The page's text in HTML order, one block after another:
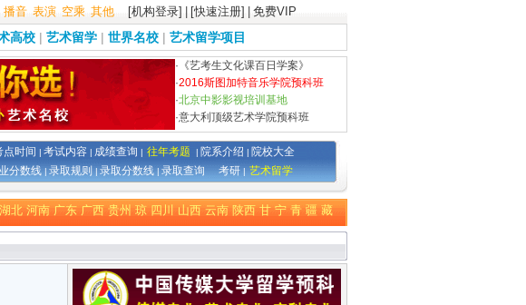
播音 表演 空乘 其他 [机构登录] [快速注册] 免费VIP
高校 | 艺术留学 | 世界名校 | 艺术留学项目
· 《艺考生文化课百日学案》
·2016斯图加特音乐学院预科班
·北京中影影视培训基地
·意大利顶级艺术学院预科班
点时间 | 考试内容 | 成绩查询 | 往年考题 | 院系介绍 | 院校大全
分数线 | 录取规则 | 录取分数线 | 录取查询 考研 | 艺术留学
湖北 河南 广东 广西 贵州 琼 四川 山西 云南 陕西 甘 宁 青 疆 藏